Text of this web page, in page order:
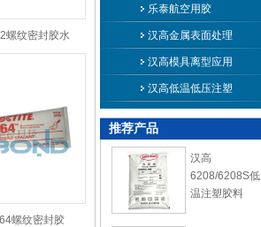
螺纹密封胶水
螺纹密封胶
乐泰航空用胶
汉高金属表面处理
汉高模具离型应用
汉高低温低压注塑
推荐产品
汉高
6208/6208S低
温注塑胶料